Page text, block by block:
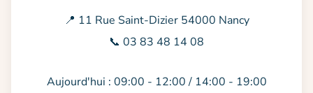
📍 11 Rue Saint-Dizier 54000 Nancy
📞 03 83 48 14 08
Aujourd'hui : 09:00 - 12:00 / 14:00 - 19:00